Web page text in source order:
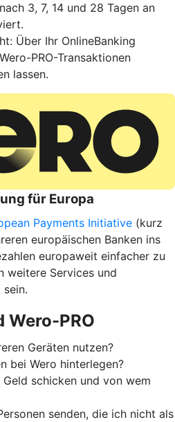
3, 7, 14 und 28 Tagen an
Über Ihr OnlineBanking
PRO-Transaktionen
lassen.
für Europa
Payments Initiative (kurz
europäischen Banken ins
europaweit einfacher zu
weitere Services und
Wero-PRO
Geräten nutzen?
bei Wero hinterlegen?
schicken und von wem
senden, die ich nicht als